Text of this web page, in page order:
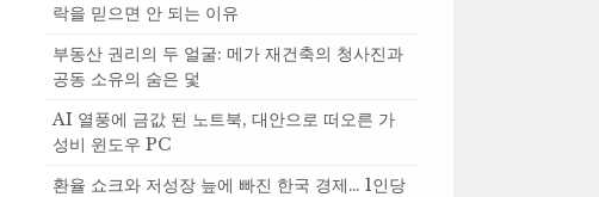
락을 믿으면 안 되는 이유
부동산 권리의 두 얼굴: 메가 재건축의 청사진과
공동 소유의 숨은 덫
AI 열풍에 금값 된 노트북, 대안으로 떠오른 가
성비 윈도우 PC
환율 쇼크와 저성장 늪에 빠진 한국 경제… 1인당